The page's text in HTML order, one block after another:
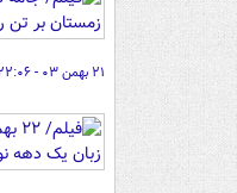
۲۱ بهمن ۰۳ - ۲۲:۰۶